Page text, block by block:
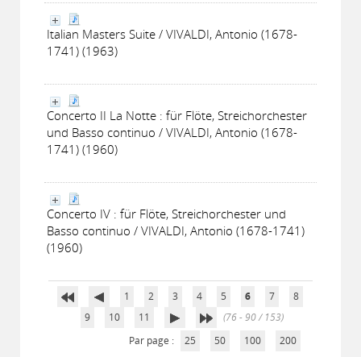
Italian Masters Suite / VIVALDI, Antonio (1678-
1741) (1963)
Concerto II La Notte : für Flöte, Streichorchester
und Basso continuo / VIVALDI, Antonio (1678-
1741) (1960)
Concerto IV : für Flöte, Streichorchester und
Basso continuo / VIVALDI, Antonio (1678-1741)
(1960)
1 2 3 4 5 6 7
8
9
10 11
(76 - 90 / 153)
Par page :
25 50 100 200